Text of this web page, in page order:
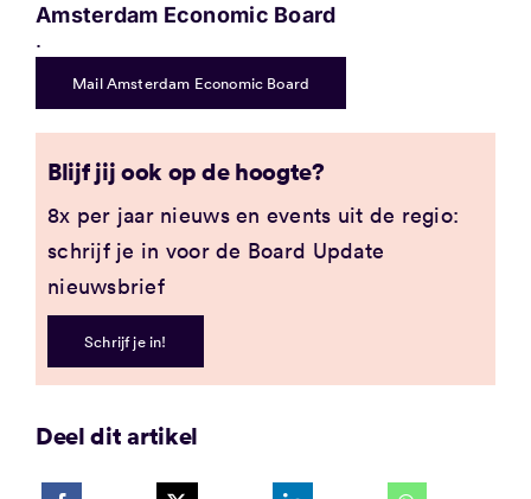
Amsterdam Economic Board
.
Mail Amsterdam Economic Board
Blijf jij ook op de hoogte?
8x per jaar nieuws en events uit de regio:
schrijf je in voor de Board Update
nieuwsbrief
Schrijf je in!
Deel dit artikel